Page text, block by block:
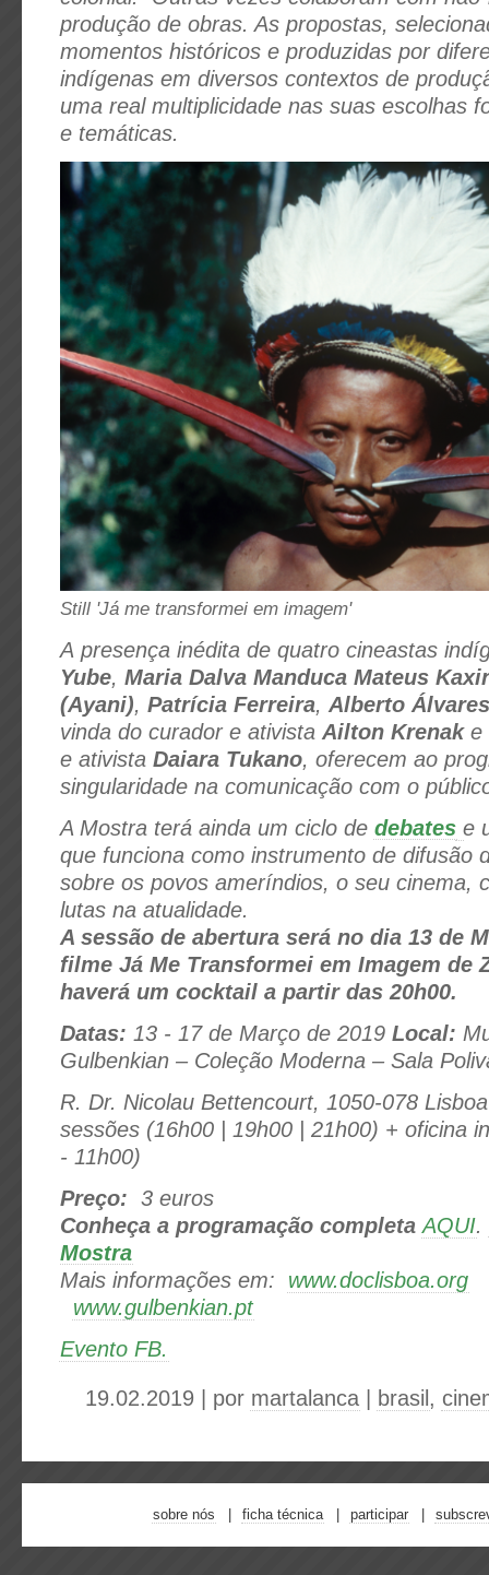
produção de obras. As propostas,
momentos históricos e produzidas por
indígenas em diversos contextos de
uma real multiplicidade nas suas escolhas
e temáticas.
Still 'Já me transformei em imagem'
A presença inédita de quatro cineastas
Yube, Maria Dalva Manduca Mateus
(Ayani), Patrícia Ferreira, Alberto Álvares
vinda do curador e ativista Ailton Krenake
e ativista Daiara Tukano, oferecem ao
singularidade na comunicação com o
A Mostra terá ainda um ciclo de debates e
que funciona como instrumento de difusão
sobre os povos ameríndios, o seu cinema,
lutas na atualidade.
A sessão de abertura será no dia 13 de
filme Já Me Transformei em Imagem de
haverá um cocktail a partir das 20h00.
Datas: 13 - 17 de Março de 2019 Local:
Gulbenkian – Coleção Moderna – Sala
R. Dr. Nicolau Bettencourt, 1050-078
sessões (16h00 | 19h00 | 21h00) + oficina
- 11h00)
Preço: 3 euros
Conheça a programação completa AQUI.
Mostra
Mais informações em: www.doclisboa.org
www.gulbenkian.pt
Evento FB.
19.02.2019 | por martalanca | brasil,
sobre nós ficha técnica participar